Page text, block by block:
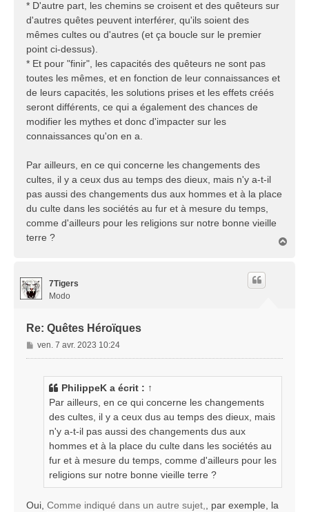
* D'autre part, les chemins se croisent et des quêteurs sur
d'autres quêtes peuvent interférer, qu'ils soient des
mêmes cultes ou d'autres (et ça boucle sur le premier
point ci-dessus).
* Et pour "finir", les capacités des quêteurs ne sont pas
toutes les mêmes, et en fonction de leur connaissances et
de leurs capacités, les solutions prises et les effets créés
seront différents, ce qui a également des chances de
modifier les mythes et donc d'impacter sur les
connaissances qu'on en a.
Par ailleurs, en ce qui concerne les changements des
cultes, il y a ceux dus au temps des dieux, mais n'y a-t-il
pas aussi des changements dus aux hommes et à la place
du culte dans les sociétés au fur et à mesure du temps,
comme d'ailleurs pour les religions sur notre bonne vieille
terre ?
7Tigers
Modo
Re: Quêtes Héroïques
M
e
ven. 7 avr. 2023 10:24
PhilippeK a écrit : ↑
Par ailleurs, en ce qui concerne les changements
des cultes, il y a ceux dus au temps des dieux, mais
n'y a-t-il pas aussi des changements dus aux
hommes et à la place du culte dans les sociétés au
fur et à mesure du temps, comme d'ailleurs pour les
religions sur notre bonne vieille terre ?
Oui, Comme indiqué dans un autre sujet,, par exemple, la